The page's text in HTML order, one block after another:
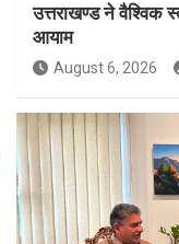
उत्तराखण्ड ने वैश्विक
आयाम
August 6, 2026